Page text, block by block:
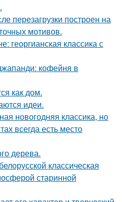
перезагрузки построен на
мотивов.
георгианская классика с
кофейня в
как дом.
идеи.
новогодняя классика, но
всегда есть место
дерева.
классическая
старинной